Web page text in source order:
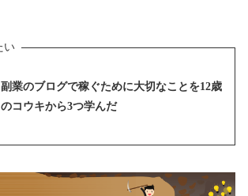
副業のブログで稼ぐために大切なことを12歳
のコウキから3つ学んだ